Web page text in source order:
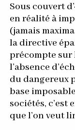
Sous couvert
en réalité à
(jamais
la directive
précompte sur
l’absence
du dangereux
base
sociétés,
que l’on veut